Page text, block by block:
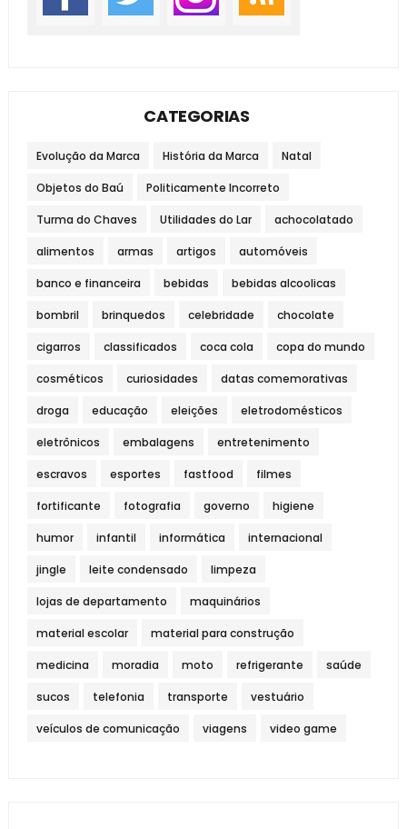
CATEGORIAS
Evolução da Marca História da Marca Natal
Objetos do Baú Politicamente Incorreto
Turma do Chaves Utilidades do Lar achocolatado
alimentos armas artigos automóveis
banco e financeira bebidas bebidas alcoolicas
bombril brinquedos celebridade chocolate
cigarros classificados coca cola copa do mundo
cosméticos curiosidades datas comemorativas
droga educação eleições eletrodomésticos
eletrônicos embalagens entretenimento
escravos esportes fastfood filmes
fortificante fotografia governo higiene
humor infantil informática internacional
jingle leite condensado limpeza
lojas de departamento maquinários
material escolar material para construção
medicina moradia moto refrigerante saúde
sucos telefonia transporte vestuário
veículos de comunicação viagens video game